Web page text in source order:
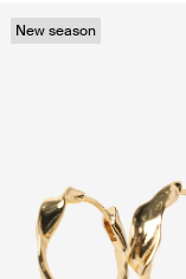
New season